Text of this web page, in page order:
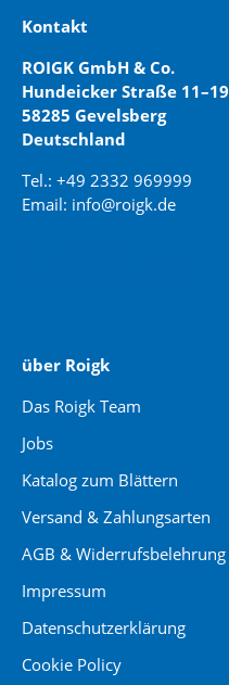
Kontakt
ROIGK GmbH & Co.
Hundeicker Straße 11–19
58285 Gevelsberg
Deutschland
Tel.: +49 2332 969999
Email: info@roigk.de
über Roigk
Das Roigk Team
Jobs
Katalog zum Blättern
Versand & Zahlungsarten
AGB & Widerrufsbelehrung
Impressum
Datenschutzerklärung
Cookie Policy